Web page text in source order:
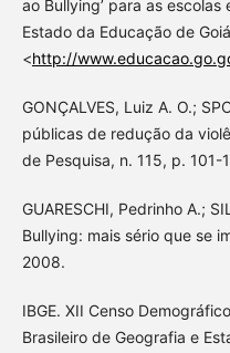
ao Bullying’ para as
Estado da Educação de
<http://
GONÇALVES, Luiz A. O.;
públicas de redução da
de Pesquisa, n. 115, p. 101-
GUARESCHI, Pedrinho A.;
Bullying: mais sério que se
2008.
IBGE. XII Censo
Brasileiro de Geografia e